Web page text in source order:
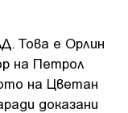
Това е Орлин
на Петрол
на Цветан
доказани